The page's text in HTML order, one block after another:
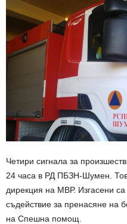
Четири сигнала за
24 часа в РД ПБЗН-Шумен.
дирекция на МВР. Изгасени
съдействие за пренасяне на
на Спешна помощ.